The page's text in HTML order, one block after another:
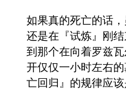
如果真的死亡的话
还是在『试炼』刚
到那个在向着罗兹
开仅仅一小时左右
亡回归』的规律应该